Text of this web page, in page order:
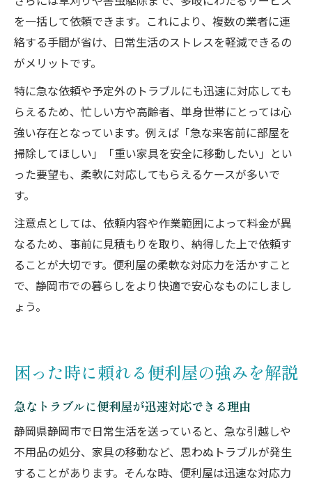
を一括して依頼できます。これにより、複数の業者に連
絡する手間が省け、日常生活のストレスを軽減できるの
がメリットです。
特に急な依頼や予定外のトラブルにも迅速に対応しても
らえるため、忙しい方や高齢者、単身世帯にとっては心
強い存在となっています。例えば「急な来客前に部屋を
掃除してほしい」「重い家具を安全に移動したい」とい
った要望も、柔軟に対応してもらえるケースが多いで
す。
注意点としては、依頼内容や作業範囲によって料金が異
なるため、事前に見積もりを取り、納得した上で依頼す
ることが大切です。便利屋の柔軟な対応力を活かすこと
で、静岡市での暮らしをより快適で安心なものにしまし
ょう。
困った時に頼れる便利屋の強みを解説
急なトラブルに便利屋が迅速対応できる理由
静岡県静岡市で日常生活を送っていると、急な引越しや
不用品の処分、家具の移動など、思わぬトラブルが発生
することがあります。そんな時、便利屋は迅速な対応力